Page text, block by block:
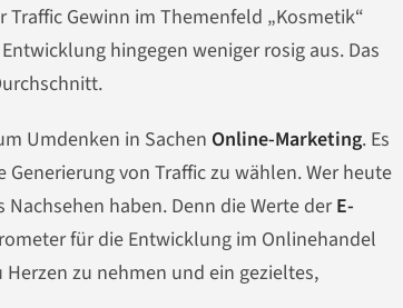
Traffic Gewinn im Themenfeld „Kosmetik“
hingegen weniger rosig aus. Das
Umdenken in Sachen Online-Marketing. Es
von Traffic zu wählen. Wer heute
haben. Denn die Werte derE-
für die Entwicklung im Onlinehandel
zu nehmen und ein gezieltes,